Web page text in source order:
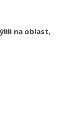
na oblast,